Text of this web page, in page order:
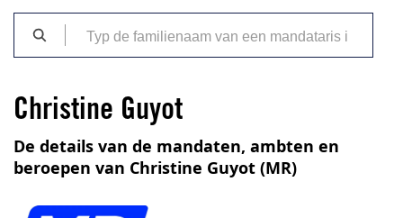
Christine Guyot
De details van de mandaten, ambten en
beroepen van Christine Guyot (MR)